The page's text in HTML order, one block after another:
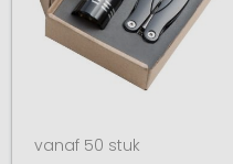
vanaf 50 stuk